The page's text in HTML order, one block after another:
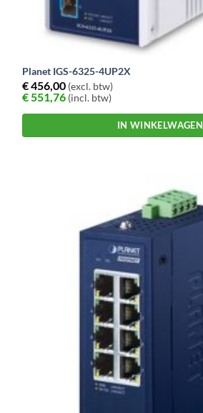
Planet IGS-6325-4UP2X
€456,00 (excl. btw)
€551,76 (incl. btw)
IN WINKELWAGEN